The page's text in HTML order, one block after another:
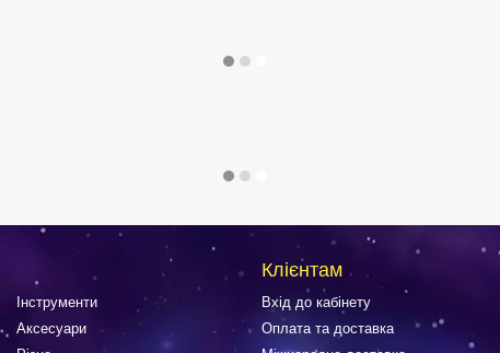
Інструменти
Аксесуари
Клієнтам
Вхід до кабінету
Оплата та доставка